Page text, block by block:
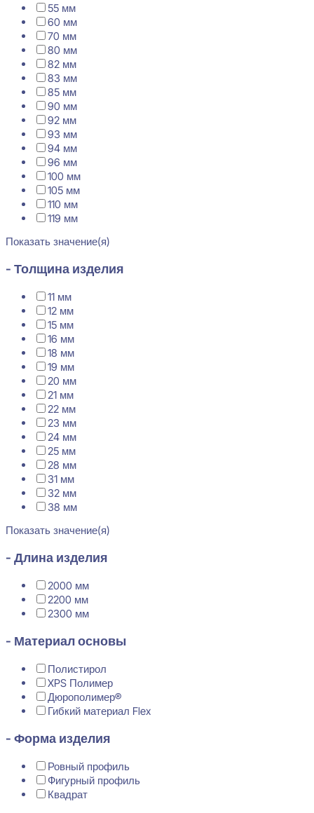
55 мм
60 мм
70 мм
80 мм
82 мм
83 мм
85 мм
90 мм
92 мм
93 мм
94 мм
96 мм
100 мм
105 мм
110 мм
119 мм
Показать значение(я)
- Толщина изделия
11 мм
12 мм
15 мм
16 мм
18 мм
19 мм
20 мм
21 мм
22 мм
23 мм
24 мм
25 мм
28 мм
31 мм
32 мм
38 мм
Показать значение(я)
- Длина изделия
2000 мм
2200 мм
2300 мм
- Материал основы
Полистирол
XPS Полимер
Дюрополимер®
Гибкий материал Flex
- Форма изделия
Ровный профиль
Фигурный профиль
Квадрат